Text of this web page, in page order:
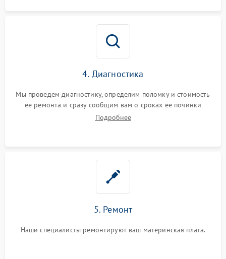
4. Диагностика
Мы проведем диагностику, определим поломку и стоимость
ее ремонта и сразу сообщим вам о сроках ее починки
Подробнее
5. Ремонт
Наши специалисты ремонтируют ваш материнская плата.